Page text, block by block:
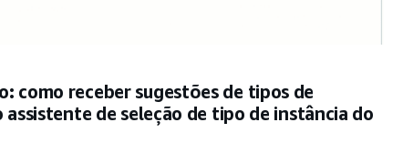
como receber sugestões de tipos de
assistente de seleção de tipo de instância do